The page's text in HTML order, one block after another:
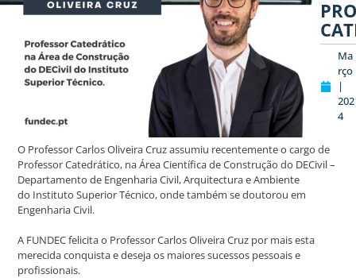
Ma
rço
|
202
4
O Professor Carlos Oliveira Cruz assumiu recentemente o cargo de
Professor Catedrático, na Área Científica de Construção do DECivil –
Departamento de Engenharia Civil, Arquitectura e Ambiente
do Instituto Superior Técnico, onde também se doutorou em
Engenharia Civil.
A FUNDEC felicita o Professor Carlos Oliveira Cruz por mais esta
merecida conquista e deseja os maiores sucessos pessoais e
profissionais.